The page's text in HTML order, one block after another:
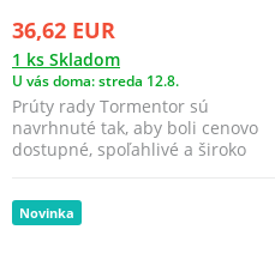
36,62 EUR
1 ks Skladom
U vás doma: streda 12.8.
Prúty rady Tormentor sú
navrhnuté tak, aby boli cenovo
dostupné, spoľahlivé a široko
Novinka